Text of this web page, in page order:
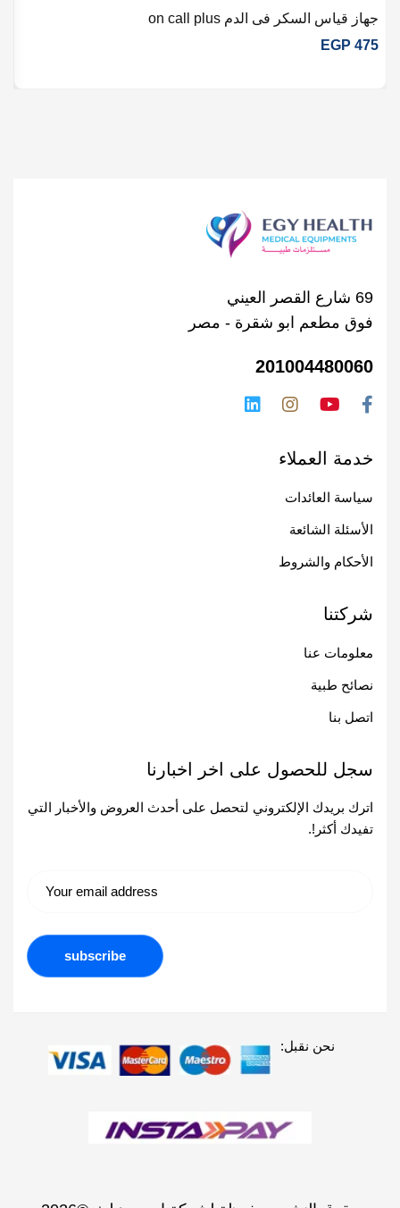
جهاز قياس السكر فى الدم on call plus
EGP 475
69 شارع القصر العيني
فوق مطعم ابو شقرة - مصر
201004480060
خدمة العملاء
سياسة العائدات
الأسئلة الشائعة
الأحكام والشروط
شركتنا
معلومات عنا
نصائح طبية
اتصل بنا
سجل للحصول على اخر اخبارنا
اترك بريدك الإلكتروني لتحصل على أحدث العروض والأخبار التي
تفيدك أكثر!.
نحن نقبل: